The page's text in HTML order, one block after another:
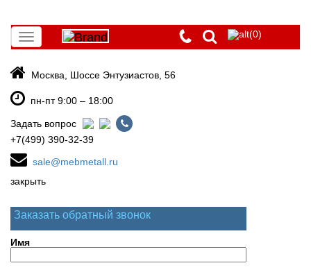
Toggle
navigation
(0)
Москва, Шоссе Энтузиастов, 56
пн-пт 9:00 – 18:00
Задать вопрос
+7(499) 390-32-39
sale@mebmetall.ru
закрыть
Заказать обратный звонок
Имя